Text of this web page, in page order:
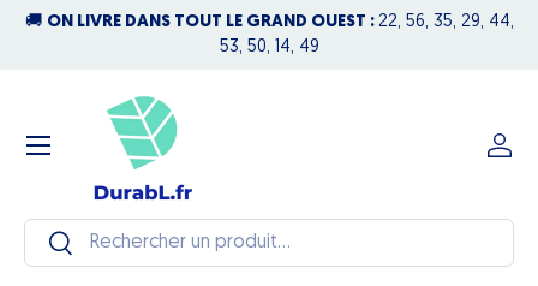
🚚 ON LIVRE DANS TOUT LE GRAND OUEST : 22, 56, 35, 29, 44,
53, 50, 14, 49
Recherche
Rechercher
Se
Menu